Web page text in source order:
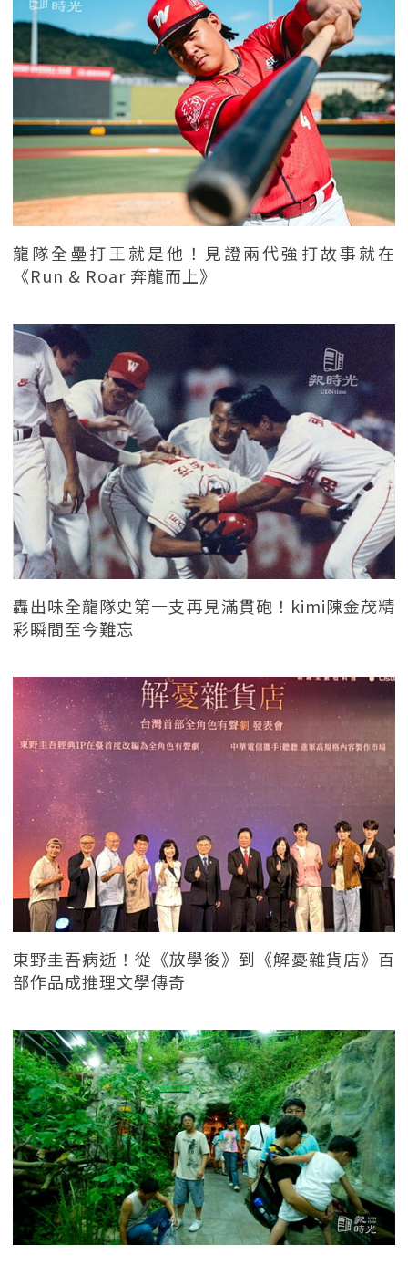
龍隊全壘打王就是他！見證兩代強打故事就在
《Run & Roar 奔龍而上》
轟出味全龍隊史第一支再見滿貫砲！kimi陳金茂精
彩瞬間至今難忘
東野圭吾病逝！從《放學後》到《解憂雜貨店》百
部作品成推理文學傳奇